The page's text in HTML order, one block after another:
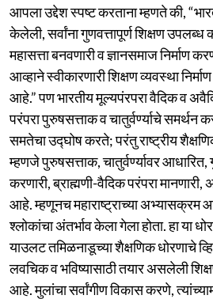
आपला उद्देश स्पष्ट करताना म्हणते की,
केलेली, सर्वांना गुणवत्तापूर्ण शिक्षण
महासत्ता बनवणारी व ज्ञानसमाज निर्माण
आव्हाने स्वीकारणारी शिक्षण व्यवस्था
आहे.” पण भारतीय मूल्यपंरपरा वैदिक व
परंपरा पुरुषसत्ताक व चातुर्वर्ण्याचे समर्थन
समतेचा उद्घोष करते; परंतु राष्ट्रीय
म्हणजे पुरुषसत्ताक, चातुर्वर्ण्यावर
करणारी, ब्राह्मणी-वैदिक परंपरा
आहे. म्हणूनच महाराष्ट्राच्या अभ्यासक्रम
श्लोकांचा अंतर्भाव केला गेला होता. हा या
याउलट तमिळनाडूच्या शैक्षणिक धोरणाचे
लवचिक व भविष्यासाठी तयार असलेली
आहे. मुलांचा सर्वांगीण विकास करणे,